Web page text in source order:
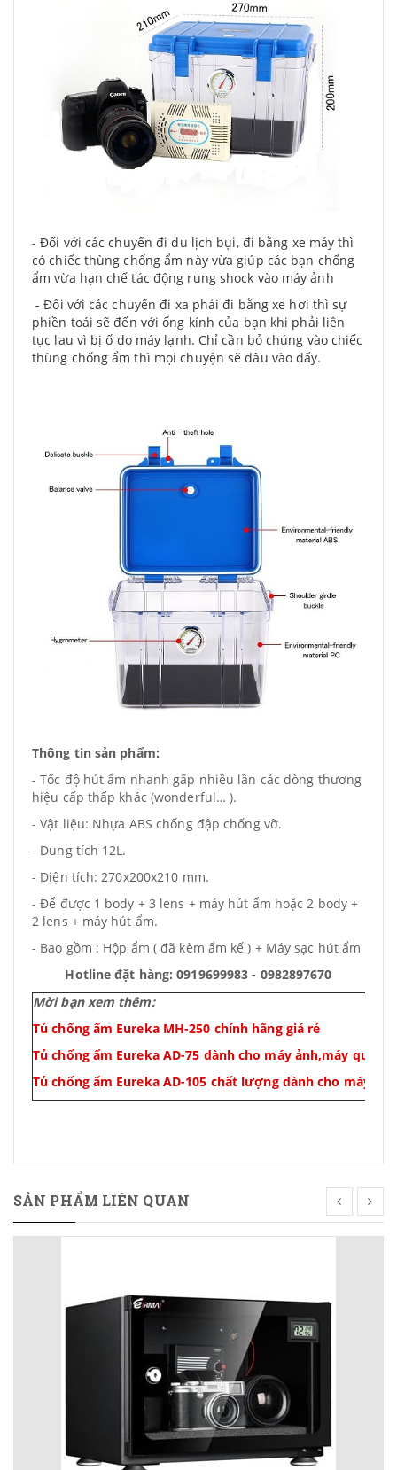
- Đối với các chuyến đi du lịch bụi, đi bằng xe máy thì
có chiếc thùng chống ẩm này vừa giúp các bạn chống
ẩm vừa hạn chế tác động rung shock vào máy ảnh
- Đối với các chuyến đi xa phải đi bằng xe hơi thì sự
phiền toái sẽ đến với ống kính của bạn khi phải liên
tục lau vì bị ố do máy lạnh. Chỉ cần bỏ chúng vào chiếc
thùng chống ẩm thì mọi chuyện sẽ đâu vào đấy.
Thông tin sản phẩm:
- Tốc độ hút ẩm nhanh gấp nhiều lần các dòng thương
hiệu cấp thấp khác (wonderful… ).
- Vật liệu: Nhựa ABS chống đập chống vỡ.
- Dung tích 12L.
- Diện tích: 270x200x210 mm.
- Để được 1 body + 3 lens + máy hút ẩm hoặc 2 body +
2 lens + máy hút ẩm.
- Bao gồm : Hộp ẩm ( đã kèm ẩm kế ) + Máy sạc hút ẩm
Hotline đặt hàng: 0919699983 - 0982897670
Mời bạn xem thêm:
Tủ chống ẩm Eureka MH-250 chính hãng giá rẻ
Tủ chống ẩm Eureka AD-75 dành cho máy ảnh,máy quay
Tủ chống ẩm Eureka AD-105 chất lượng dành cho máy
SẢN PHẨM LIÊN QUAN